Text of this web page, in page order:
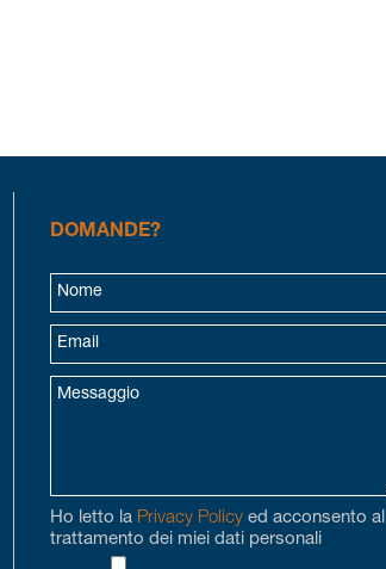
DOMANDE?
Ho letto la Privacy Policyed acconsento al
trattamento dei miei dati personali